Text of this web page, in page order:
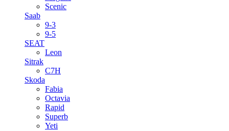
Scenic
Saab
9-3
9-5
SEAT
Leon
Sitrak
C7H
Skoda
Fabia
Octavia
Rapid
Superb
Yeti